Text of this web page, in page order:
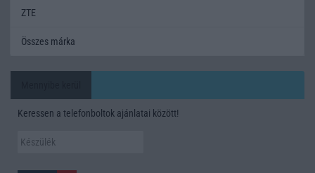
ZTE
Összes márka
Keressen a telefonboltok ajánlatai között!